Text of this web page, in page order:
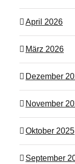
April 2026
März 2026
Dezember
November
Oktober 2025
September